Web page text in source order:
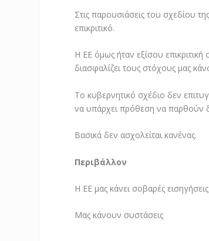
Στις παρουσιάσεις του σχεδίου
επικριτικό.
Η ΕΕ όμως ήταν εξίσου
διασφαλίζει τους στόχους μας
Το κυβερνητικό σχέδιο δεν
να υπάρχει πρόθεση να παρθούν
Βασικά δεν ασχολείται κανένας.
Περιβάλλον
Η ΕΕ μας κάνει σοβαρές
Μας κάνουν συστάσεις